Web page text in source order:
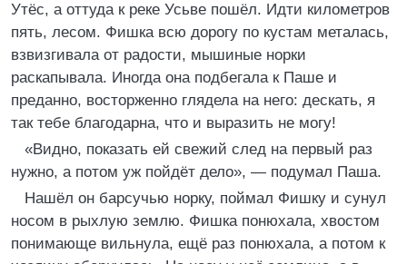
Утёс, а оттуда к реке Усьве пошёл. Идти километров
пять, лесом. Фишка всю дорогу по кустам металась,
взвизгивала от радости, мышиные норки
раскапывала. Иногда она подбегала к Паше и
преданно, восторженно глядела на него: дескать, я
так тебе благодарна, что и выразить не могу!
«Видно, показать ей свежий след на первый раз
нужно, а потом уж пойдёт дело», — подумал Паша.
Нашёл он барсучью норку, поймал Фишку и сунул
носом в рыхлую землю. Фишка понюхала, хвостом
понимающе вильнула, ещё раз понюхала, а потом к